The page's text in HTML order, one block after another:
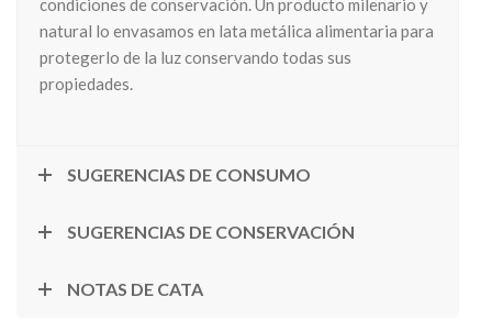
condiciones de conservación. Un producto milenario y
natural lo envasamos en lata metálica alimentaria para
protegerlo de la luz conservando todas sus
propiedades.
SUGERENCIAS DE CONSUMO
SUGERENCIAS DE CONSERVACIÓN
NOTAS DE CATA